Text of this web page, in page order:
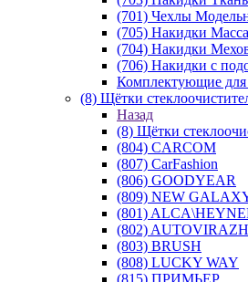
(701) Чехлы
(705) Накидки
(704) Накидки
(706) Накидки с
Комплектующие для
(8) Щётки
Назад
(8) Щётки
(804) CARCOM
(807) CarFashion
(806) GOODYEAR
(809) NEW
(801)
(802) AUTOVIRAZH
(803) BRUSH
(808) LUCKY WAY
(815) ПРИМЬЕР